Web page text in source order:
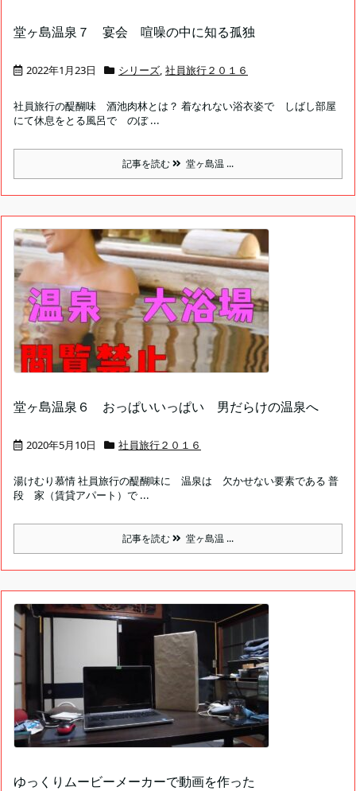
堂ヶ島温泉７ 宴会 喧噪の中に知る孤独
2022年1月23日 シリーズ, 社員旅行２０１６
社員旅行の醍醐味 酒池肉林とは？ 着なれない浴衣姿で しばし部屋
にて休息をとる風呂で のぼ ...
記事を読む 堂ヶ島温 ...
堂ヶ島温泉６ おっぱいいっぱい 男だらけの温泉へ
2020年5月10日 社員旅行２０１６
湯けむり慕情 社員旅行の醍醐味に 温泉は 欠かせない要素である 普
段 家（賃貸アパート）で ...
記事を読む 堂ヶ島温 ...
ゆっくりムービーメーカーで動画を作った